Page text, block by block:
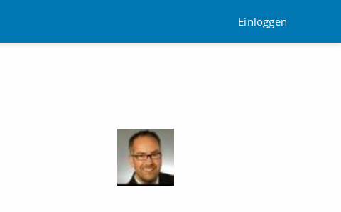
Einloggen